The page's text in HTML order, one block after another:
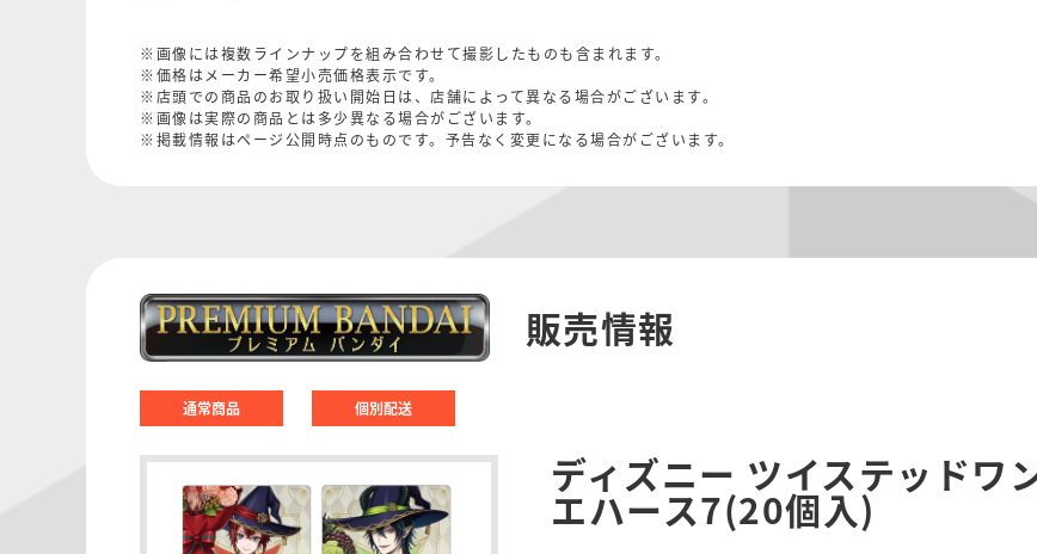
※画像には複数ラインナップを組み合わせて撮影したものも含まれます。
※価格はメーカー希望小売価格表示です。
※店頭での商品のお取り扱い開始日は、店舗によって異なる場合がございます。
※画像は実際の商品とは多少異なる場合がございます。
※掲載情報はページ公開時点のものです。予告なく変更になる場合がございます。
販売情報
通常商品 個別配送
ディズニー ツイステッドワ
エハース7(20個入)